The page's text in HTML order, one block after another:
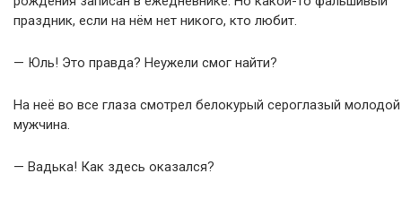
праздник, если на нём нет никого, кто любит.
— Юль! Это правда? Неужели смог найти?
На неё во все глаза смотрел белокурый сероглазый молодой
мужчина.
— Вадька! Как здесь оказался?